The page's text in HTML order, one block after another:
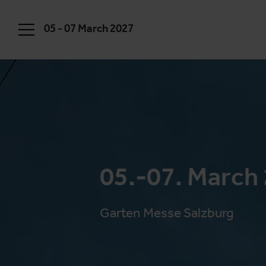
05 - 07 March 2027
05.-07. March
Garten Messe Salzburg